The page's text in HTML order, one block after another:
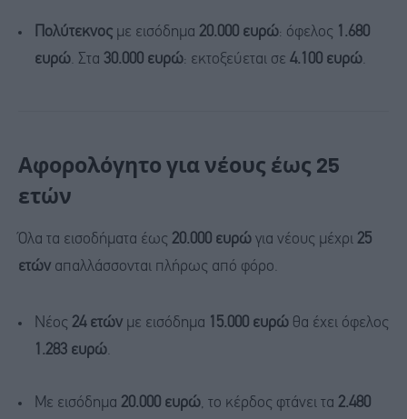
Πολύτεκνος με εισόδημα 20.000 ευρώ: όφελος
1.680
ευρώ. Στα 30.000 ευρώ: εκτοξεύεται σε 4.100 ευρώ.
Αφορολόγητο για νέους έως 25
ετών
Όλα τα εισοδήματα έως 20.000 ευρώ για νέους μέχρι 25
ετών απαλλάσσονται πλήρως από φόρο.
Νέος 24 ετών με εισόδημα 15.000 ευρώ θα έχει όφελος
1.283 ευρώ.
Με εισόδημα 20.000 ευρώ, το κέρδος φτάνει τα 2.480